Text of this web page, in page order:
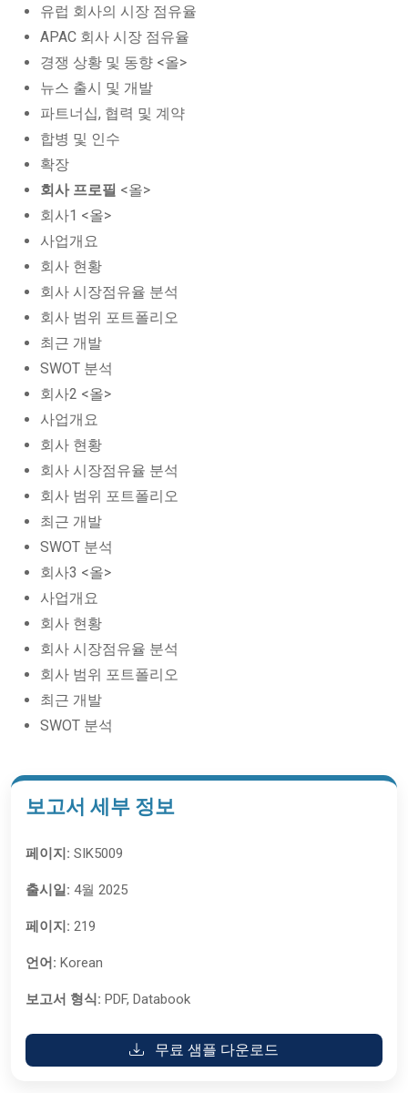
유럽 회사의 시장 점유율
APAC 회사 시장 점유율
경쟁 상황 및 동향 <올>
뉴스 출시 및 개발
파트너십, 협력 및 계약
합병 및 인수
확장
회사 프로필 <올>
회사1 <올>
사업개요
회사 현황
회사 시장점유율 분석
회사 범위 포트폴리오
최근 개발
SWOT 분석
회사2 <올>
사업개요
회사 현황
회사 시장점유율 분석
회사 범위 포트폴리오
최근 개발
SWOT 분석
회사3 <올>
사업개요
회사 현황
회사 시장점유율 분석
회사 범위 포트폴리오
최근 개발
SWOT 분석
보고서 세부 정보
페이지: SIK5009
출시일: 4월 2025
페이지: 219
언어: Korean
보고서 형식: PDF, Databook
무료 샘플 다운로드